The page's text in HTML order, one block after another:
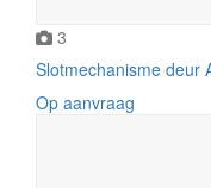
3
Slotmechanisme deur
Op aanvraag